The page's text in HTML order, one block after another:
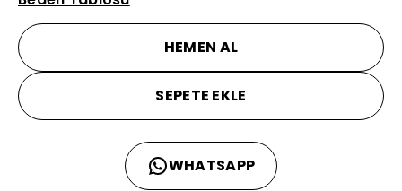
HEMEN AL
SEPETE EKLE
WHATSAPP